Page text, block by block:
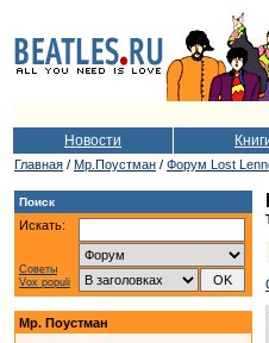
Новости
Главная / Мр.Поустман / Форум Lost
Поиск
Искать:
Советы
Vox populi
Мр. Поустман